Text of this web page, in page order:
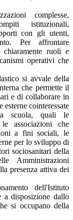
complesse,
istituzionali,
con gli utenti,
Per affrontare
ruoli e
operativi che
si avvale della
che permette il
e di collaborare in
cointeressate
scuola, quali le
associazioni che
a fini sociali, le
per lo sviluppo di
sociosanitari della
Amministrazioni
presenza attiva dei
dell'Istituto
a disposizione dallo
si occupano della